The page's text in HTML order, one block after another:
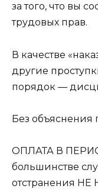
за того, что вы
трудовых прав.
В качестве
другие
порядок —
Без объяснения
ОПЛАТА В
большинстве
отстранения